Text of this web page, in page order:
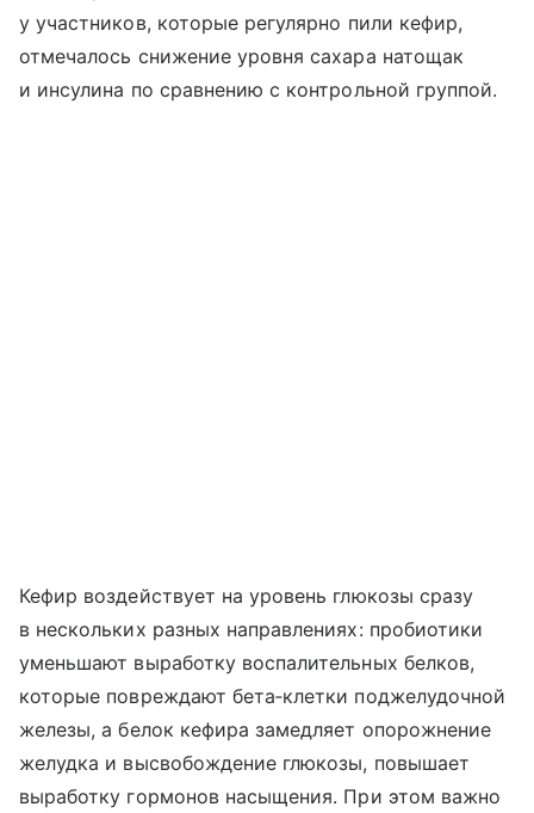
у участников, которые регулярно пили кефир,
отмечалось снижение уровня сахара натощак
и инсулина по сравнению с контрольной группой.
Кефир воздействует на уровень глюкозы сразу
в нескольких разных направлениях: пробиотики
уменьшают выработку воспалительных белков,
которые повреждают бета‑клетки поджелудочной
железы, а белок кефира замедляет опорожнение
желудка и высвобождение глюкозы, повышает
выработку гормонов насыщения. При этом важно